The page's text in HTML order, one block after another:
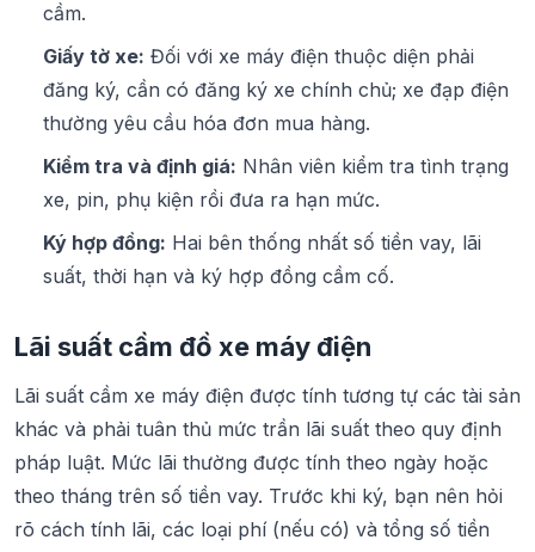
cầm.
Giấy tờ xe: Đối với xe máy điện thuộc diện phải
đăng ký, cần có đăng ký xe chính chủ; xe đạp điện
thường yêu cầu hóa đơn mua hàng.
Kiểm tra và định giá: Nhân viên kiểm tra tình trạng
xe, pin, phụ kiện rồi đưa ra hạn mức.
Ký hợp đồng: Hai bên thống nhất số tiền vay, lãi
suất, thời hạn và ký hợp đồng cầm cố.
Lãi suất cầm đồ xe máy điện
Lãi suất cầm xe máy điện được tính tương tự các tài sản
khác và phải tuân thủ mức trần lãi suất theo quy định
pháp luật. Mức lãi thường được tính theo ngày hoặc
theo tháng trên số tiền vay. Trước khi ký, bạn nên hỏi
rõ cách tính lãi, các loại phí (nếu có) và tổng số tiền